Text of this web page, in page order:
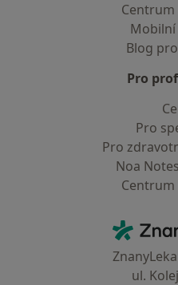
Mobilní
Blog
Pro
Pro
Pro
Noa Notes
ul.